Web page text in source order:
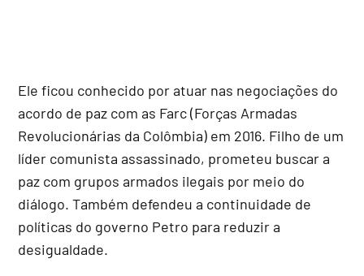
Ele ficou conhecido por atuar nas negociações do
acordo de paz com as Farc (Forças Armadas
Revolucionárias da Colômbia) em 2016. Filho de um
líder comunista assassinado, prometeu buscar a
paz com grupos armados ilegais por meio do
diálogo. Também defendeu a continuidade de
políticas do governo Petro para reduzir a
desigualdade.